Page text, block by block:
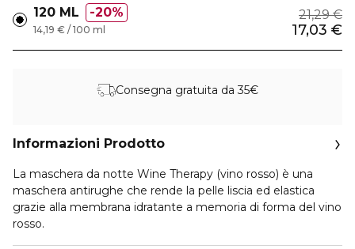
120 ML 20% 21,29 €
17,03 €
14,19 € / 100 ml
Consegna gratuita da 35€
Informazioni Prodotto
La maschera da notte Wine Therapy (vino rosso) è una
maschera antirughe che rende la pelle liscia ed elastica
grazie alla membrana idratante a memoria di forma del vino
rosso.